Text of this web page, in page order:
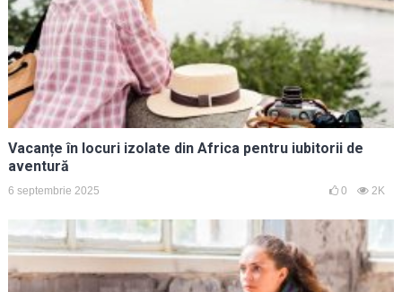
Vacanțe în locuri izolate din Africa pentru iubitorii de
aventură
6 septembrie 2025 0 2K